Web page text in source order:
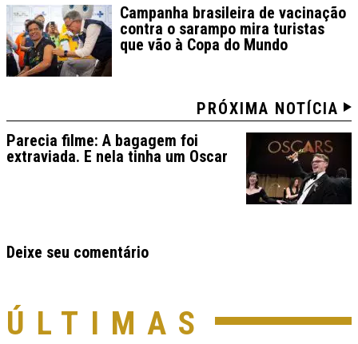
Campanha brasileira de vacinação
contra o sarampo mira turistas
que vão à Copa do Mundo
PRÓXIMA NOTÍCIA
Parecia filme: A bagagem foi
extraviada. E nela tinha um Oscar
Deixe seu comentário
ÚLTIMAS